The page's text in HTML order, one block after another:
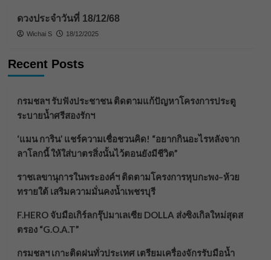
ดวงประจำวันที่ 18/12/68
Wichai S 18/12/2025
Recent Posts
กรมชลฯ รับฟังประชาชน ติดตามแก้ปัญหาโครงการประตู
ระบายน้ำศรีสองรักฯ
‘แมน การิน’ แชร์ความเชื่อชวนคิด! “อยากกินอะไรหลังจาก
ลาโลกนี้ ให้ใส่บาตรสิ่งนั้นไว้ตอนยังมีชีวิต”
ราชเลขานุการในพระองค์ฯ ติดตามโครงการหุบกะพง–ห้วย
ทรายใต้ เสริมความมั่นคงน้ำเพชรบุรี
F.HERO จับมือเกิร์ลกรุ๊ปมาเลเซีย DOLLA ส่งซิงเกิลใหม่สุดส
ตรอง “G.O.A.T”
กรมชลฯ เกาะติดฝนทั่วประเทศ เตรียมเครื่องจักรรับมือน้ำ